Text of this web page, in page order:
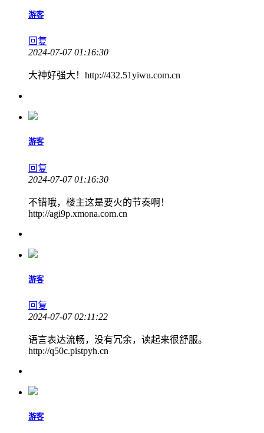
游客
回复
2024-07-07 01:16:30
大神好强大！http://432.51yiwu.com.cn
游客
回复
2024-07-07 01:16:30
不错哦，楼主这是要火的节奏啊！
http://agi9p.xmona.com.cn
游客
回复
2024-07-07 02:11:22
语言表达流畅，没有冗余，读起来很舒服。
http://q50c.pistpyh.cn
游客